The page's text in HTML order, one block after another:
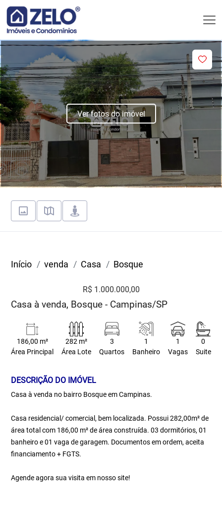
Ver fotos do imóvel
Início venda Casa Bosque
R$ 1.000.000,00
Casa à venda, Bosque - Campinas/SP
186,00 m²
Área Principal
282 m²
Área Lote
3
Quartos
1
Banheiro
1
Vagas
0
Suite
DESCRIÇÃO DO IMÓVEL
Casa à venda no bairro Bosque em Campinas.
Casa residencial/ comercial, bem localizada. Possui 282,00m² de
área total com 186,00 m² de área construída. 03 dormitórios, 01
banheiro e 01 vaga de garagem. Documentos em ordem, aceita
financiamento + FGTS.
Agende agora sua visita em nosso site!